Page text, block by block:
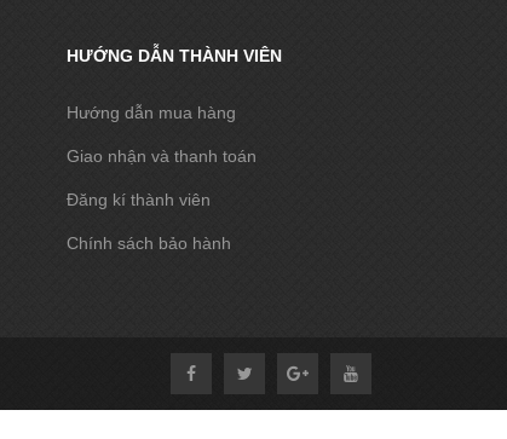
HƯỚNG DẪN THÀNH VIÊN
Hướng dẫn mua hàng
Giao nhận và thanh toán
Đăng kí thành viên
Chính sách bảo hành